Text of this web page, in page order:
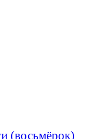
(восьмёрок)